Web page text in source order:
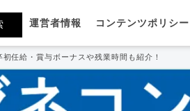
運営者情報 コンテンツポリシー
任給・賞与ボーナスや残業時間も紹介！